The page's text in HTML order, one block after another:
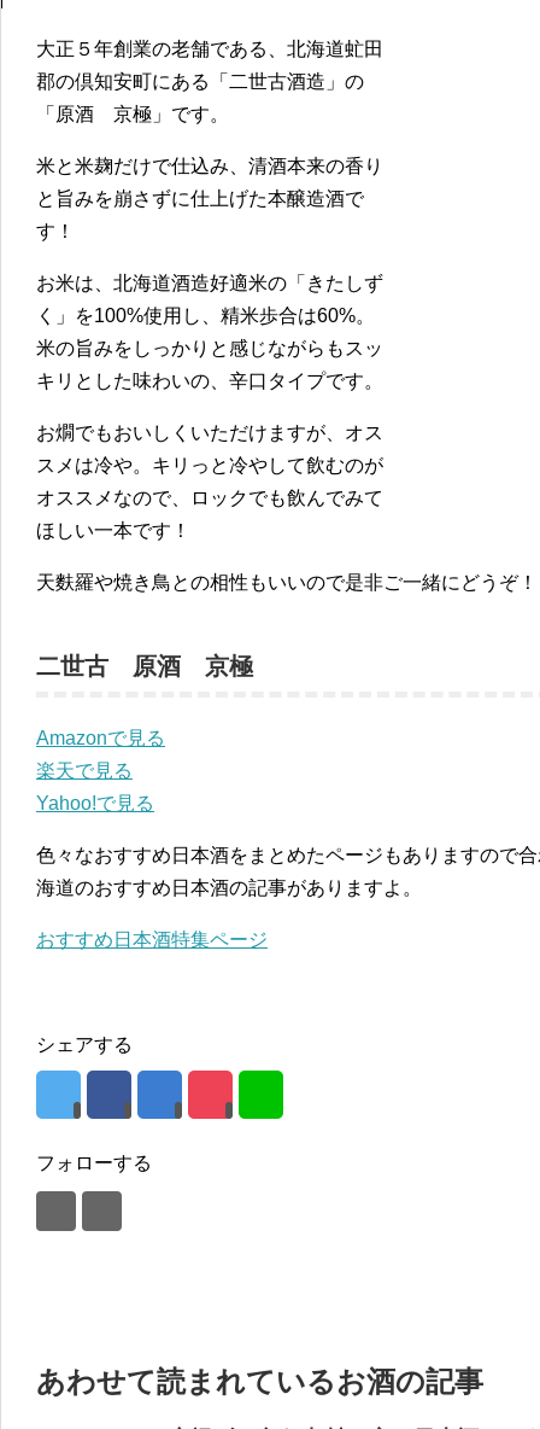
大正５年創業の老舗である、北海道虻田
郡の倶知安町にある「二世古酒造」の
「原酒 京極」です。
米と米麹だけで仕込み、清酒本来の香り
と旨みを崩さずに仕上げた本醸造酒で
す！
お米は、北海道酒造好適米の「きたしず
く」を100%使用し、精米歩合は60%。
米の旨みをしっかりと感じながらもスッ
キリとした味わいの、辛口タイプです。
お燗でもおいしくいただけますが、オス
スメは冷や。キリっと冷やして飲むのが
オススメなので、ロックでも飲んでみて
ほしい一本です！
天麩羅や焼き鳥との相性もいいので是非ご一緒にどうぞ！
二世古 原酒 京極
Amazonで見る
楽天で見る
Yahoo!で見る
色々なおすすめ日本酒をまとめたページもありますので
海道のおすすめ日本酒の記事がありますよ。
おすすめ日本酒特集ページ
シェアする
フォローする
あわせて読まれているお酒の記事